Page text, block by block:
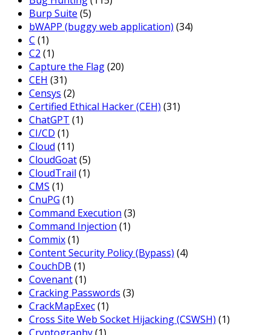
Burp Suite (5)
bWAPP (buggy web application) (34)
C (1)
C2 (1)
Capture the Flag(20)
CEH (31)
Censys (2)
Certified Ethical Hacker (CEH) (31)
ChatGPT (1)
CI/CD (1)
Cloud (11)
CloudGoat(5)
CloudTrail (1)
CMS (1)
CnuPG (1)
Command Execution (3)
Command Injection (1)
Commix(1)
Content Security Policy (Bypass) (4)
CouchDB (1)
Covenant(1)
Cracking Passwords (3)
CrackMapExec(1)
Cross Site Web Socket Hijacking (CSWSH) (1)